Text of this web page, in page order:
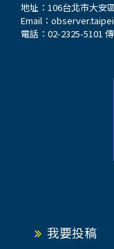
地址：106台北市大安
Email：
電話：02-2325-5101
我要投稿